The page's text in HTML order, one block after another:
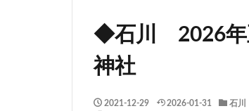
◆石川 2026年
神社
2021-12-29 2026-01-31
石川